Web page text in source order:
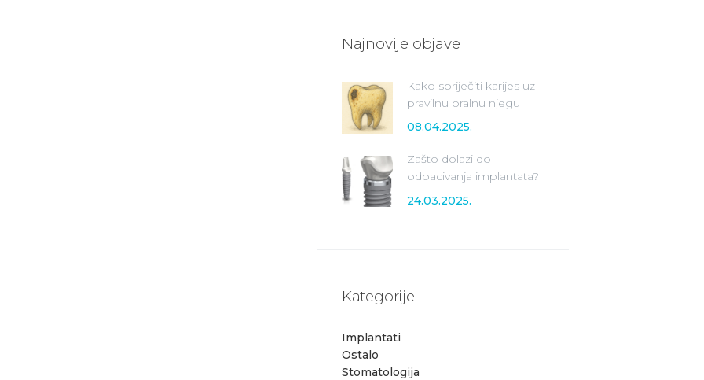
Najnovije objave
Kako spriječiti karijes uz
pravilnu oralnu njegu
08.04.2025.
Zašto dolazi do
odbacivanja implantata?
24.03.2025.
Kategorije
Implantati
Ostalo
Stomatologija